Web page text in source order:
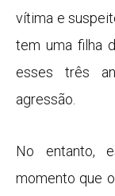
vítima e
tem uma filha
esses três
agressão.
No entanto,
momento que